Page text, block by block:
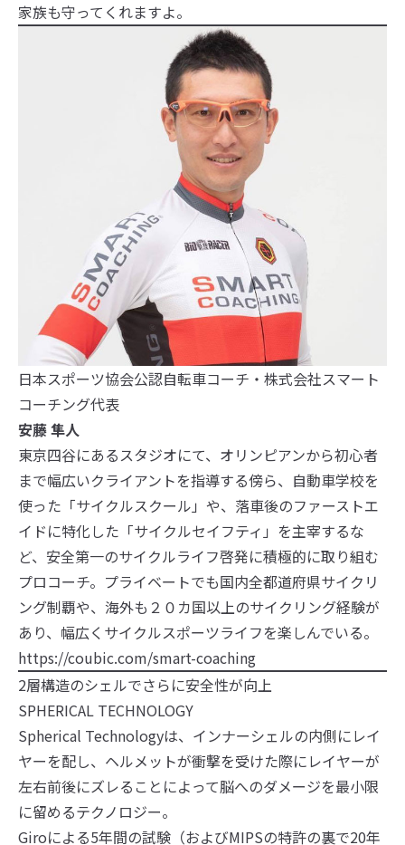
家族も守ってくれますよ。
日本スポーツ協会公認自転車コーチ・株式会社スマート
コーチング代表
安藤 隼人
東京四谷にあるスタジオにて、オリンピアンから初心者
まで幅広いクライアントを指導する傍ら、自動車学校を
使った「サイクルスクール」や、落車後のファーストエ
イドに特化した「サイクルセイフティ」を主宰するな
ど、安全第一のサイクルライフ啓発に積極的に取り組む
プロコーチ。プライベートでも国内全都道府県サイクリ
ング制覇や、海外も２０カ国以上のサイクリング経験が
あり、幅広くサイクルスポーツライフを楽しんでいる。
https://coubic.com/smart-coaching
2層構造のシェルでさらに安全性が向上
SPHERICAL TECHNOLOGY
Spherical Technologyは、インナーシェルの内側にレイ
ヤーを配し、ヘルメットが衝撃を受けた際にレイヤーが
左右前後にズレることによって脳へのダメージを最小限
に留めるテクノロジー。
Giroによる5年間の試験（およびMIPSの特許の裏で20年